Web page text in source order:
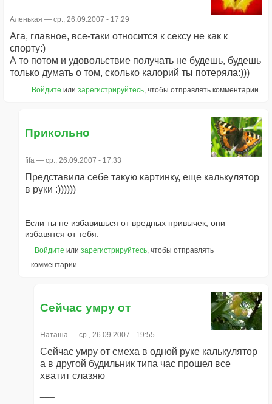
Аленькая — ср., 26.09.2007 - 17:29
Ага, главное, все-таки относится к сексу не как к
спорту:)
А то потом и удовольствие получать не будешь, будешь
только думать о том, сколько калорий ты потеряла:)))
Войдите или зарегистрируйтесь, чтобы отправлять комментарии
Прикольно
fifa — ср., 26.09.2007 - 17:33
Представила себе такую картинку, еще калькулятор
в руки :))))))
Если ты не избавишься от вредных привычек, они
избавятся от тебя.
Войдите или зарегистрируйтесь , чтобы отправлять
комментарии
Сейчас умру от
Наташа — ср., 26.09.2007 - 19:55
Сейчас умру от смеха в одной руке калькулятор
а в другой будильник типа час прошел все
хватит слазяю